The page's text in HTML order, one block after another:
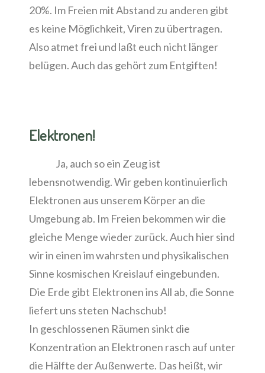
20%. Im Freien mit Abstand zu anderen gibt
es keine Möglichkeit, Viren zu übertragen.
Also atmet frei und laßt euch nicht länger
belügen. Auch das gehört zum Entgiften!
Elektronen!
Ja, auch so ein Zeug ist
lebensnotwendig. Wir geben kontinuierlich
Elektronen aus unserem Körper an die
Umgebung ab. Im Freien bekommen wir die
gleiche Menge wieder zurück. Auch hier sind
wir in einen im wahrsten und physikalischen
Sinne kosmischen Kreislauf eingebunden.
Die Erde gibt Elektronen ins All ab, die Sonne
liefert uns steten Nachschub!
In geschlossenen Räumen sinkt die
Konzentration an Elektronen rasch auf unter
die Hälfte der Außenwerte. Das heißt, wir